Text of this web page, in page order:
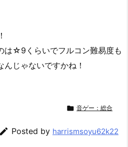
は☆9くらいでフルコン難易度も
じゃないですかね！
 音ゲー：総合
 Posted by harrismsoyu62k22